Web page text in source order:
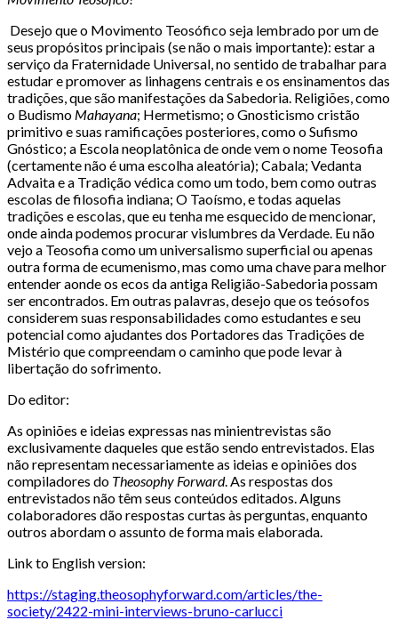
Desejo que o Movimento Teosófico seja lembrado por um de
seus propósitos principais (se não o mais importante): estar a
serviço da Fraternidade Universal, no sentido de trabalhar para
estudar e promover as linhagens centrais e os ensinamentos das
tradições, que são manifestações da Sabedoria. Religiões, como
o Budismo Mahayana; Hermetismo; o Gnosticismo cristão
primitivo e suas ramificações posteriores, como o Sufismo
Gnóstico; a Escola neoplatônica de onde vem o nome Teosofia
(certamente não é uma escolha aleatória); Cabala; Vedanta
Advaita e a Tradição védica como um todo, bem como outras
escolas de filosofia indiana; O Taoísmo, e todas aquelas
tradições e escolas, que eu tenha me esquecido de mencionar,
onde ainda podemos procurar vislumbres da Verdade. Eu não
vejo a Teosofia como um universalismo superficial ou apenas
outra forma de ecumenismo, mas como uma chave para melhor
entender aonde os ecos da antiga Religião-Sabedoria possam
ser encontrados. Em outras palavras, desejo que os teósofos
considerem suas responsabilidades como estudantes e seu
potencial como ajudantes dos Portadores das Tradições de
Mistério que compreendam o caminho que pode levar à
libertação do sofrimento.
Do editor:
As opiniões e ideias expressas nas minientrevistas são
exclusivamente daqueles que estão sendo entrevistados. Elas
não representam necessariamente as ideias e opiniões dos
compiladores do Theosophy Forward. As respostas dos
entrevistados não têm seus conteúdos editados. Alguns
colaboradores dão respostas curtas às perguntas, enquanto
outros abordam o assunto de forma mais elaborada.
Link to English version:
https://staging.theosophyforward.com/articles/the-
society/2422-mini-interviews-bruno-carlucci